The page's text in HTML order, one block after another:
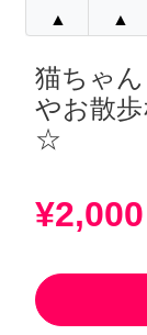
▲ ▲
猫ちゃ
やお散
☆
¥2,000